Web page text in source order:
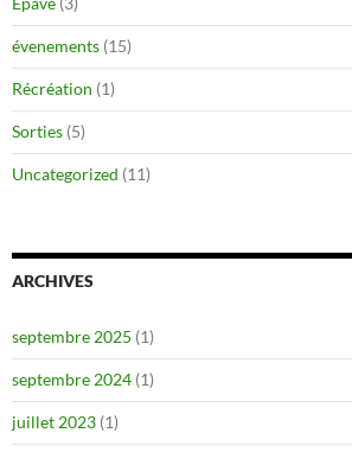
évenements (15)
Récréation (1)
Sorties (5)
Uncategorized (11)
ARCHIVES
septembre 2025 (1)
septembre 2024 (1)
juillet 2023 (1)